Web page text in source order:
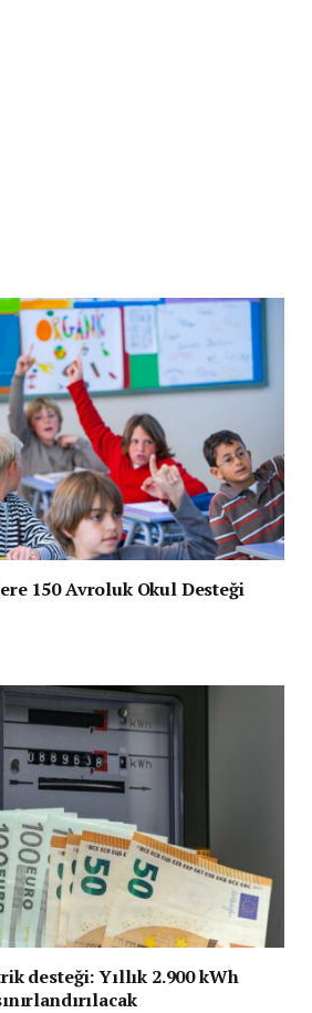
150 Avroluk Okul Desteği
desteği: Yıllık 2.900 kWh